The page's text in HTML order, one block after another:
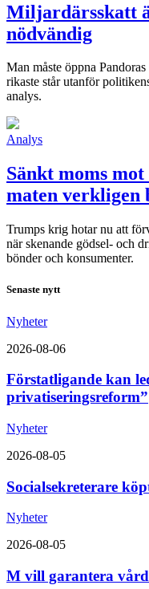
Miljardärsskatt
nödvändig
Man måste öppna
rikaste står utanför
analys.
Analys
Sänkt moms
maten verkligen
Trumps krig hotar nu att
när skenande gödsel- och
bönder och konsumenter.
Senaste nytt
Nyheter
2026-08-06
Förstatligande kan
privatiseringsreform”
Nyheter
2026-08-05
Socialsekreterare
Nyheter
2026-08-05
M vill garantera